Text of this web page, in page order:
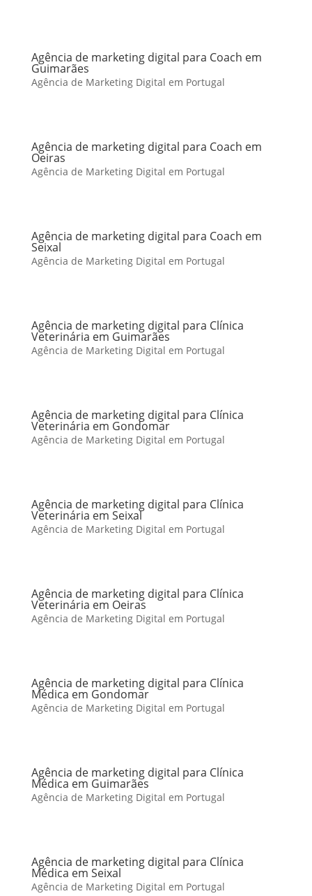
Agência de marketing digital para Coach em
Guimarães
Agência de Marketing Digital em Portugal
Agência de marketing digital para Coach em
Oeiras
Agência de Marketing Digital em Portugal
Agência de marketing digital para Coach em
Seixal
Agência de Marketing Digital em Portugal
Agência de marketing digital para Clínica
Veterinária em Guimarães
Agência de Marketing Digital em Portugal
Agência de marketing digital para Clínica
Veterinária em Gondomar
Agência de Marketing Digital em Portugal
Agência de marketing digital para Clínica
Veterinária em Seixal
Agência de Marketing Digital em Portugal
Agência de marketing digital para Clínica
Veterinária em Oeiras
Agência de Marketing Digital em Portugal
Agência de marketing digital para Clínica
Médica em Gondomar
Agência de Marketing Digital em Portugal
Agência de marketing digital para Clínica
Médica em Guimarães
Agência de Marketing Digital em Portugal
Agência de marketing digital para Clínica
Médica em Seixal
Agência de Marketing Digital em Portugal